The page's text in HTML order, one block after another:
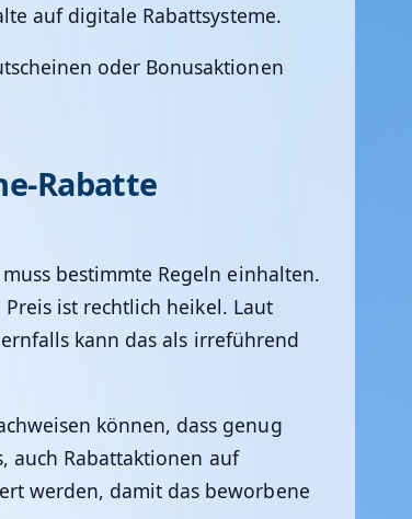
auf digitale Rabattsysteme.
oder Bonusaktionen
Rabatte
bestimmte Regeln einhalten.
ist rechtlich heikel. Laut
kann das als irreführend
können, dass genug
auch Rabattaktionen auf
werden, damit das beworbene